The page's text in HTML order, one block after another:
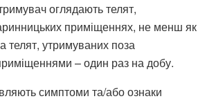
оглядають телят,
приміщеннях, не менш як
телят, утримуваних поза
– один раз на добу.
симптоми та/або ознаки